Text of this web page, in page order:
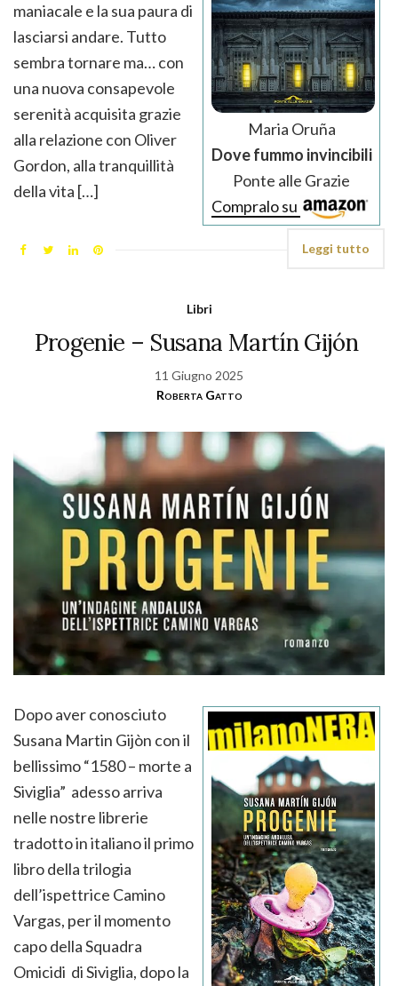
Maria Oruña
Dove fummo invincibili
Ponte alle Grazie
Compralo su
maniacale e la sua paura di
lasciarsi andare. Tutto
sembra tornare ma… con
una nuova consapevole
serenità acquisita grazie
alla relazione con Oliver
Gordon, alla tranquillità
della vita […]
Leggi tutto
Libri
Progenie – Susana Martín Gijón
11 Giugno 2025
Roberta Gatto
Dopo aver conosciuto
Susana Martin Gijòn con il
bellissimo “1580 – morte a
Siviglia” adesso arriva
nelle nostre librerie
tradotto in italiano il primo
libro della trilogia
dell’ispettrice Camino
Vargas, per il momento
capo della Squadra
Omicidi di Siviglia, dopo la